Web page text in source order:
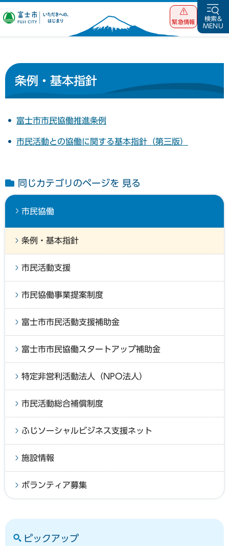
富士市 いただ
緊急情報
検索&
MENU
条例・基本指針
富士市市民協働推進条例
市民活動との協働に関する基本指針（第三版）
同じカテゴリのページを 見る
市民協働
条例・基本指針
市民活動支援
市民協働事業提案制度
富士市市民活動支援補助金
富士市市民協働スタートアップ補助金
特定非営利活動法人（NPO法人）
市民活動総合補償制度
ふじソーシャルビジネス支援ネット
施設情報
ボランティア募集
ピックアップ